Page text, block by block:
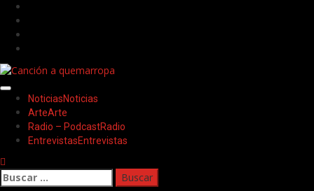
Saltar
contenido
Menú
principal
NoticiasNoticias
ArteArte
Radio – PodcastRadio
EntrevistasEntrevistas
Buscar: